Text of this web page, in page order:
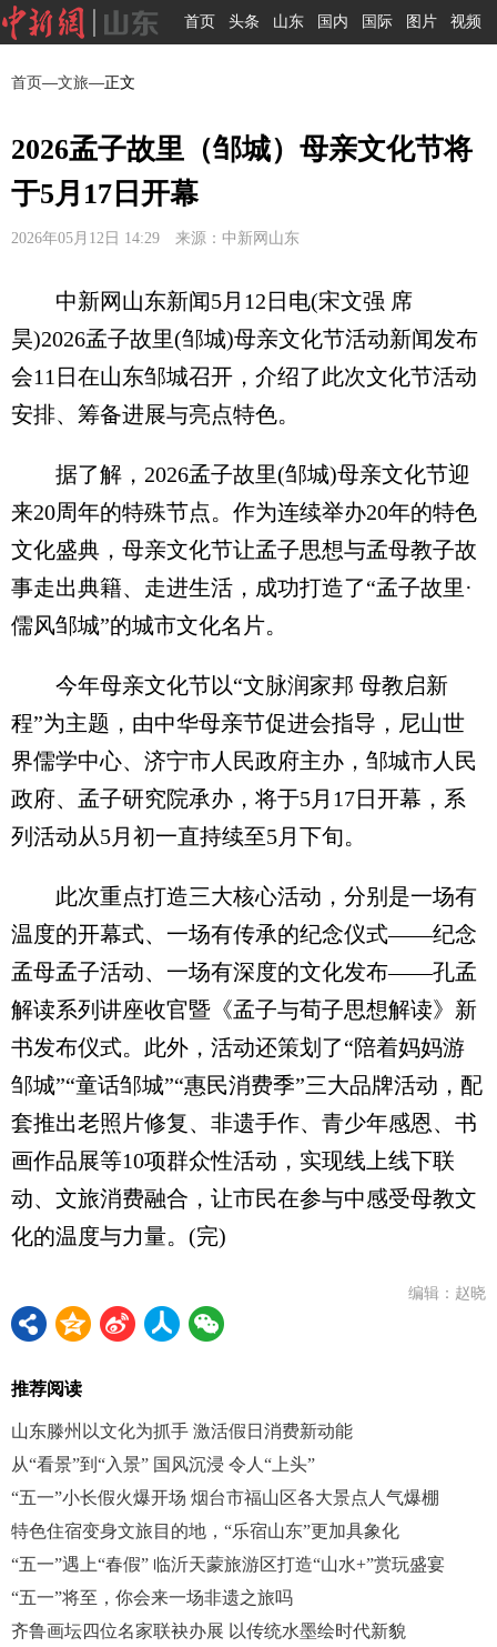
首页 头条 山东 国内 国际 图片 视频
首页—文旅—正文
2026孟子故里（邹城）母亲文化节将
于5月17日开幕
2026年05月12日 14:29 来源：中新网山东
中新网山东新闻5月12日电(宋文强 席
昊)2026孟子故里(邹城)母亲文化节活动新闻发布
会11日在山东邹城召开，介绍了此次文化节活动
安排、筹备进展与亮点特色。
据了解，2026孟子故里(邹城)母亲文化节迎
来20周年的特殊节点。作为连续举办20年的特色
文化盛典，母亲文化节让孟子思想与孟母教子故
事走出典籍、走进生活，成功打造了“孟子故里·
儒风邹城”的城市文化名片。
今年母亲文化节以“文脉润家邦 母教启新
程”为主题，由中华母亲节促进会指导，尼山世
界儒学中心、济宁市人民政府主办，邹城市人民
政府、孟子研究院承办，将于5月17日开幕，系
列活动从5月初一直持续至5月下旬。
此次重点打造三大核心活动，分别是一场有
温度的开幕式、一场有传承的纪念仪式——纪念
孟母孟子活动、一场有深度的文化发布——孔孟
解读系列讲座收官暨《孟子与荀子思想解读》新
书发布仪式。此外，活动还策划了“陪着妈妈游
邹城”“童话邹城”“惠民消费季”三大品牌活动，配
套推出老照片修复、非遗手作、青少年感恩、书
画作品展等10项群众性活动，实现线上线下联
动、文旅消费融合，让市民在参与中感受母教文
化的温度与力量。(完)
编辑：赵晓
推荐阅读
山东滕州以文化为抓手 激活假日消费新动能
从“看景”到“入景” 国风沉浸 令人“上头”
“五一”小长假火爆开场 烟台市福山区各大景点人气爆棚
特色住宿变身文旅目的地，“乐宿山东”更加具象化
“五一”遇上“春假” 临沂天蒙旅游区打造“山水+”赏玩盛宴
“五一”将至，你会来一场非遗之旅吗
齐鲁画坛四位名家联袂办展 以传统水墨绘时代新貌